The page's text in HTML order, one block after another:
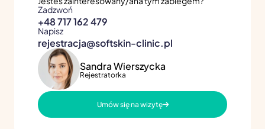
Zadzwoń
+48 717 162 479
Napisz
rejestracja@softskin-clinic.pl
Sandra Wierszycka
Rejestratorka
Umów się na wizytę